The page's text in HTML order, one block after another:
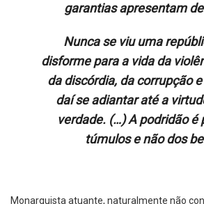
garantias apresentam
Nunca se viu uma
disforme para a vida da
da discórdia, da corrupção
daí se adiantar até a
verdade. (…) A podridão é
túmulos e não dos
Monarquista atuante, naturalmente não